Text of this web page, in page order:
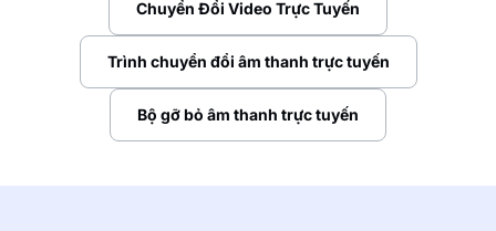
Chuyển Đổi Video Trực Tuyến
Trình chuyển đổi âm thanh trực tuyến
Bộ gỡ bỏ âm thanh trực tuyến